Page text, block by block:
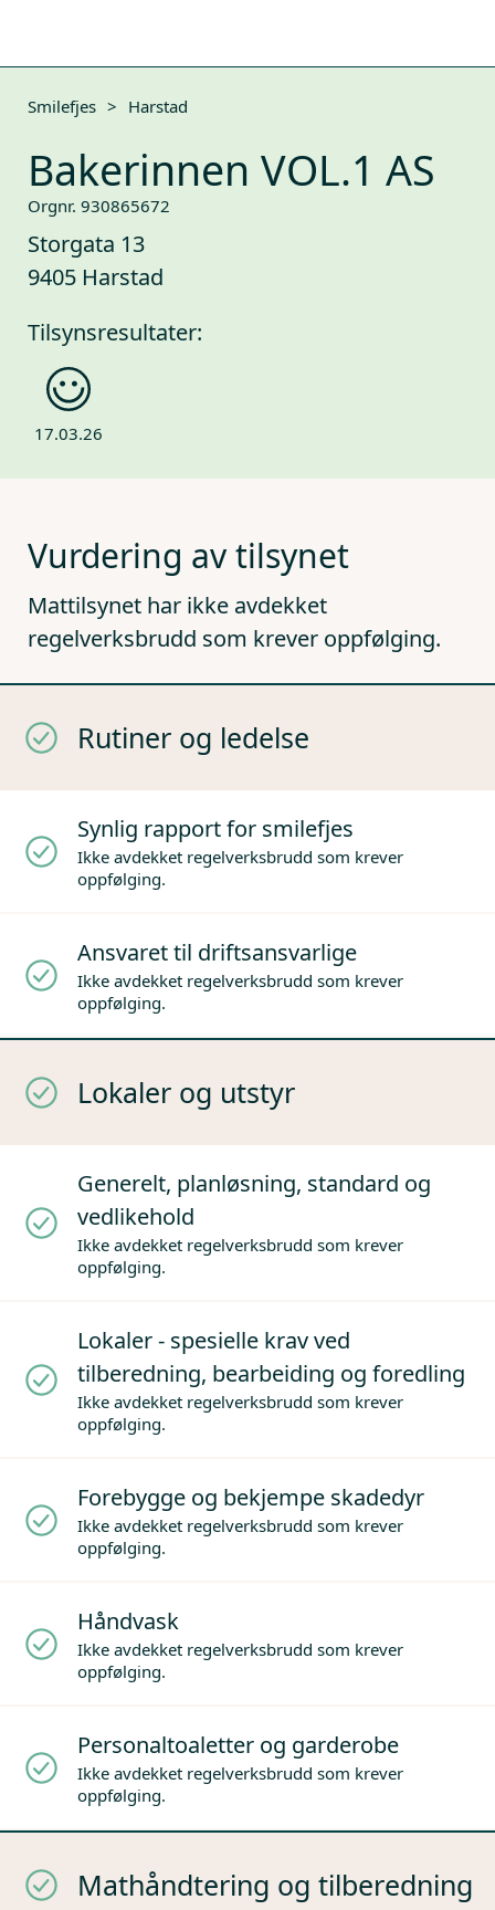
Smilefjes > Harstad
Bakerinnen VOL.1 AS
Orgnr. 930865672
Storgata 13
9405 Harstad
Tilsynsresultater:
17.03.26
Vurdering av tilsynet
Mattilsynet har ikke avdekket
regelverksbrudd som krever oppfølging.
Rutiner og ledelse
Synlig rapport for smilefjes
Ikke avdekket regelverksbrudd som krever
oppfølging.
Ansvaret til driftsansvarlige
Ikke avdekket regelverksbrudd som krever
oppfølging.
Lokaler og utstyr
Generelt, planløsning, standard og
vedlikehold
Ikke avdekket regelverksbrudd som krever
oppfølging.
Lokaler - spesielle krav ved
tilberedning, bearbeiding og foredling
Ikke avdekket regelverksbrudd som krever
oppfølging.
Forebygge og bekjempe skadedyr
Ikke avdekket regelverksbrudd som krever
oppfølging.
Håndvask
Ikke avdekket regelverksbrudd som krever
oppfølging.
Personaltoaletter og garderobe
Ikke avdekket regelverksbrudd som krever
oppfølging.
Mathåndtering og tilberedning